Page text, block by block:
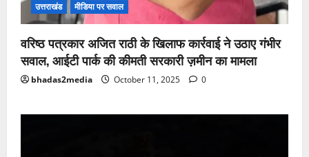
उत्तराखंड मीडिया पर सवाल
वरिष्ठ पत्रकार अजित राठी के खिलाफ कार्रवाई ने उठाए गंभीर
सवाल, आईटी पार्क की कीमती सरकारी ज़मीन का मामला
bhadas2media October 11, 2025 0